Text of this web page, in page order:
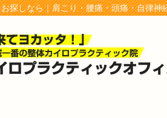
探しなら｜肩こり・腰痛・頭痛・自律神